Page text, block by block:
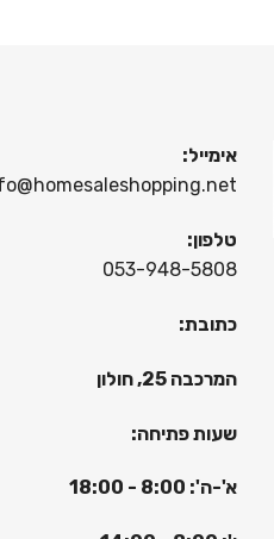
אימייל:
טלפון:
053-948-5808
כתובת:
המרכבה 25, חולון
שעות פתיחה:
א'-ה': 8:00 - 18:00